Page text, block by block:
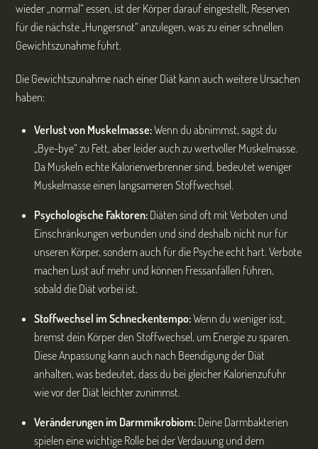
wieder „normal“ essen, ist der Körper darauf eingestellt, Reserven
für die nächste „Hungersnot“ anzulegen, was zu einer schnellen
Gewichtszunahme führt.
Die Gewichtszunahme nach einer Diät kann auch weitere Ursachen
haben:
Verlust von Muskelmasse:Wenn du abnimmst, sagst du
„Bye-bye“ zu Fett, aber leider auch zu wertvoller Muskelmasse.
Da Muskeln echte Kalorienverbrenner sind, bedeutet weniger
Muskelmasse einen langsameren Stoffwechsel.
Psychologische Faktoren: Diäten sind oft mit Verboten und
Einschränkungen verbunden und sind deshalb nicht nur für
unseren Körper, sondern auch für die Psyche echt hart. Verbote
machen Lust auf mehr und können Fressanfällen führen,
sobald die Diät vorbei ist.
Stoffwechsel im Schneckentempo:Wenn du weniger isst,
bremst dein Körper den Stoffwechsel, um Energie zu sparen.
Diese Anpassung kann auch nach Beendigung der Diät
anhalten, was bedeutet, dass du bei gleicher Kalorienzufuhr
wie vor der Diät leichter zunimmst.
Veränderungen im Darmmikrobiom: Deine Darmbakterien
spielen eine wichtige Rolle bei der Verdauung und dem